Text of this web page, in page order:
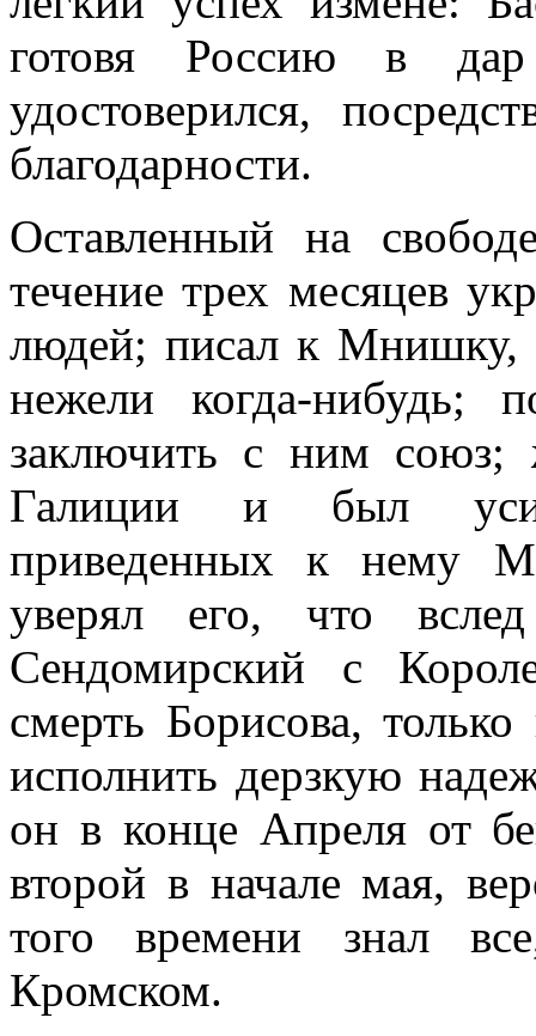
готовя Россию в
удостоверился,
благодарности.
Оставленный на
течение трех месяцев
людей; писал к Мнишку,
нежели когда-нибудь;
заключить с ним союз;
Галиции и был
приведенных к нему
уверял его, что
Сендомирский с
смерть Борисова,
исполнить дерзкую
он в конце Апреля от
второй в начале мая,
того времени знал
Кромском.